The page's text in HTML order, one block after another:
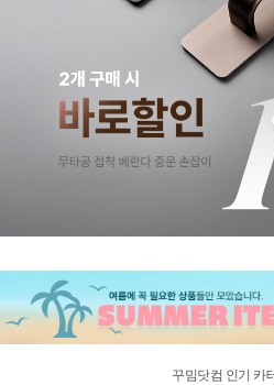
꾸밈닷컴 인기 카